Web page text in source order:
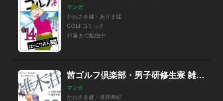
マンガ
かわさき健・ありま猛
GOLFコミック
14巻まで配信中
茜ゴルフ倶楽部・男子研修生寮 雑木荘
マンガ
かわさき健・滝井寿紀